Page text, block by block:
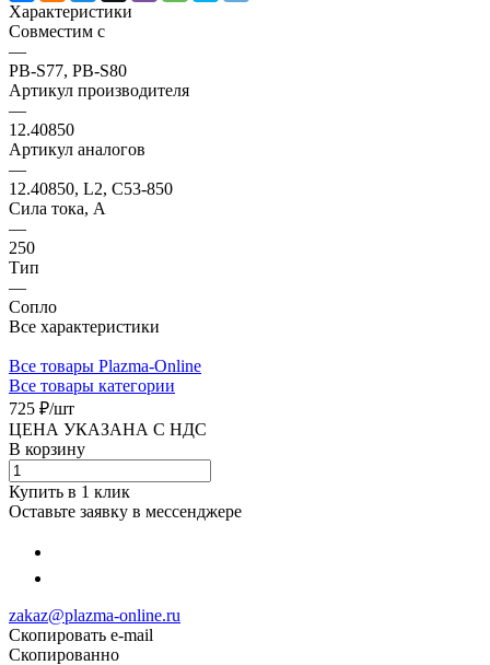
Характеристики
Совместим с
—
PB-S77, PB-S80
Артикул производителя
—
12.40850
Артикул аналогов
—
12.40850, L2, C53-850
Сила тока, А
—
250
Тип
—
Сопло
Все характеристики
Все товары Plazma-Online
Все товары категории
725 ₽/шт
ЦЕНА УКАЗАНА С НДС
В корзину
Купить в 1 клик
Оставьте заявку в мессенджере
zakaz@plazma-online.ru
Скопировать e-mail
Cкопированно